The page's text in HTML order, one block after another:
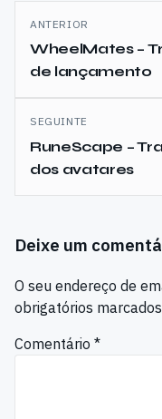
Navegação
de
artigos
ANTERIOR
WheelMates –
de lançamento
SEGUINTE
RuneScape –
dos avatares
Deixe um
O seu endereço de
obrigatórios
Comentário *